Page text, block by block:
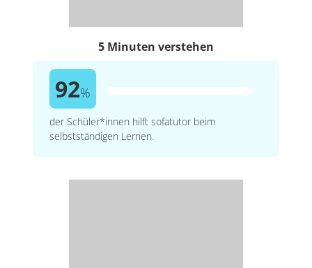
5 Minuten verstehen
92%
der Schüler*innen hilft sofatutor beim
selbstständigen Lernen.